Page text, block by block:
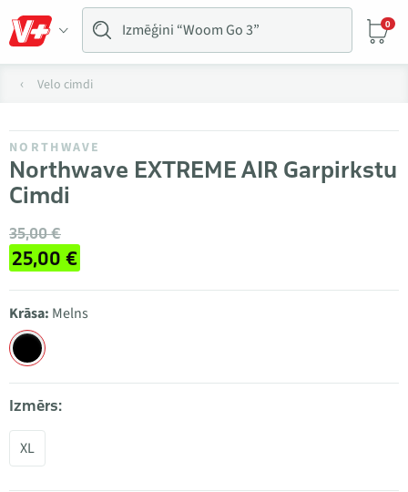
0
Velo cimdi
NORTHWAVE
Northwave EXTREME AIR Garpirkstu
Cimdi
35,00 €
25,00 €
Krāsa: Melns
Izmērs:
XL